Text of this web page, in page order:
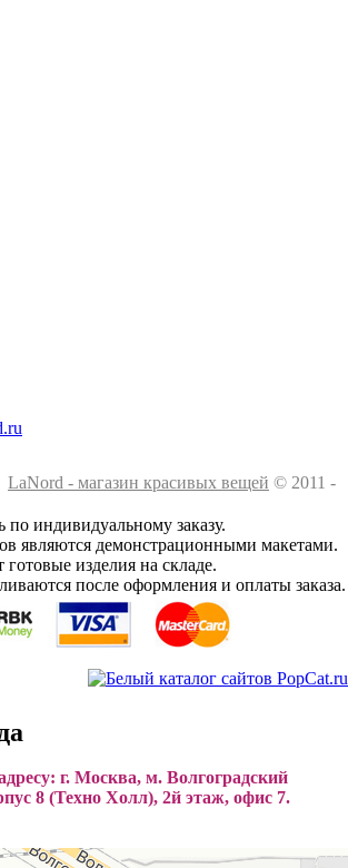
LaNord - магазин красивых вещей © 2011 -
индивидуальному заказу.
являются демонстрационными макетами.
изделия на складе.
после оформления и оплаты заказа.
г. Москва, м. Волгоградский
8 (Техно Холл), 2й этаж, офис 7.